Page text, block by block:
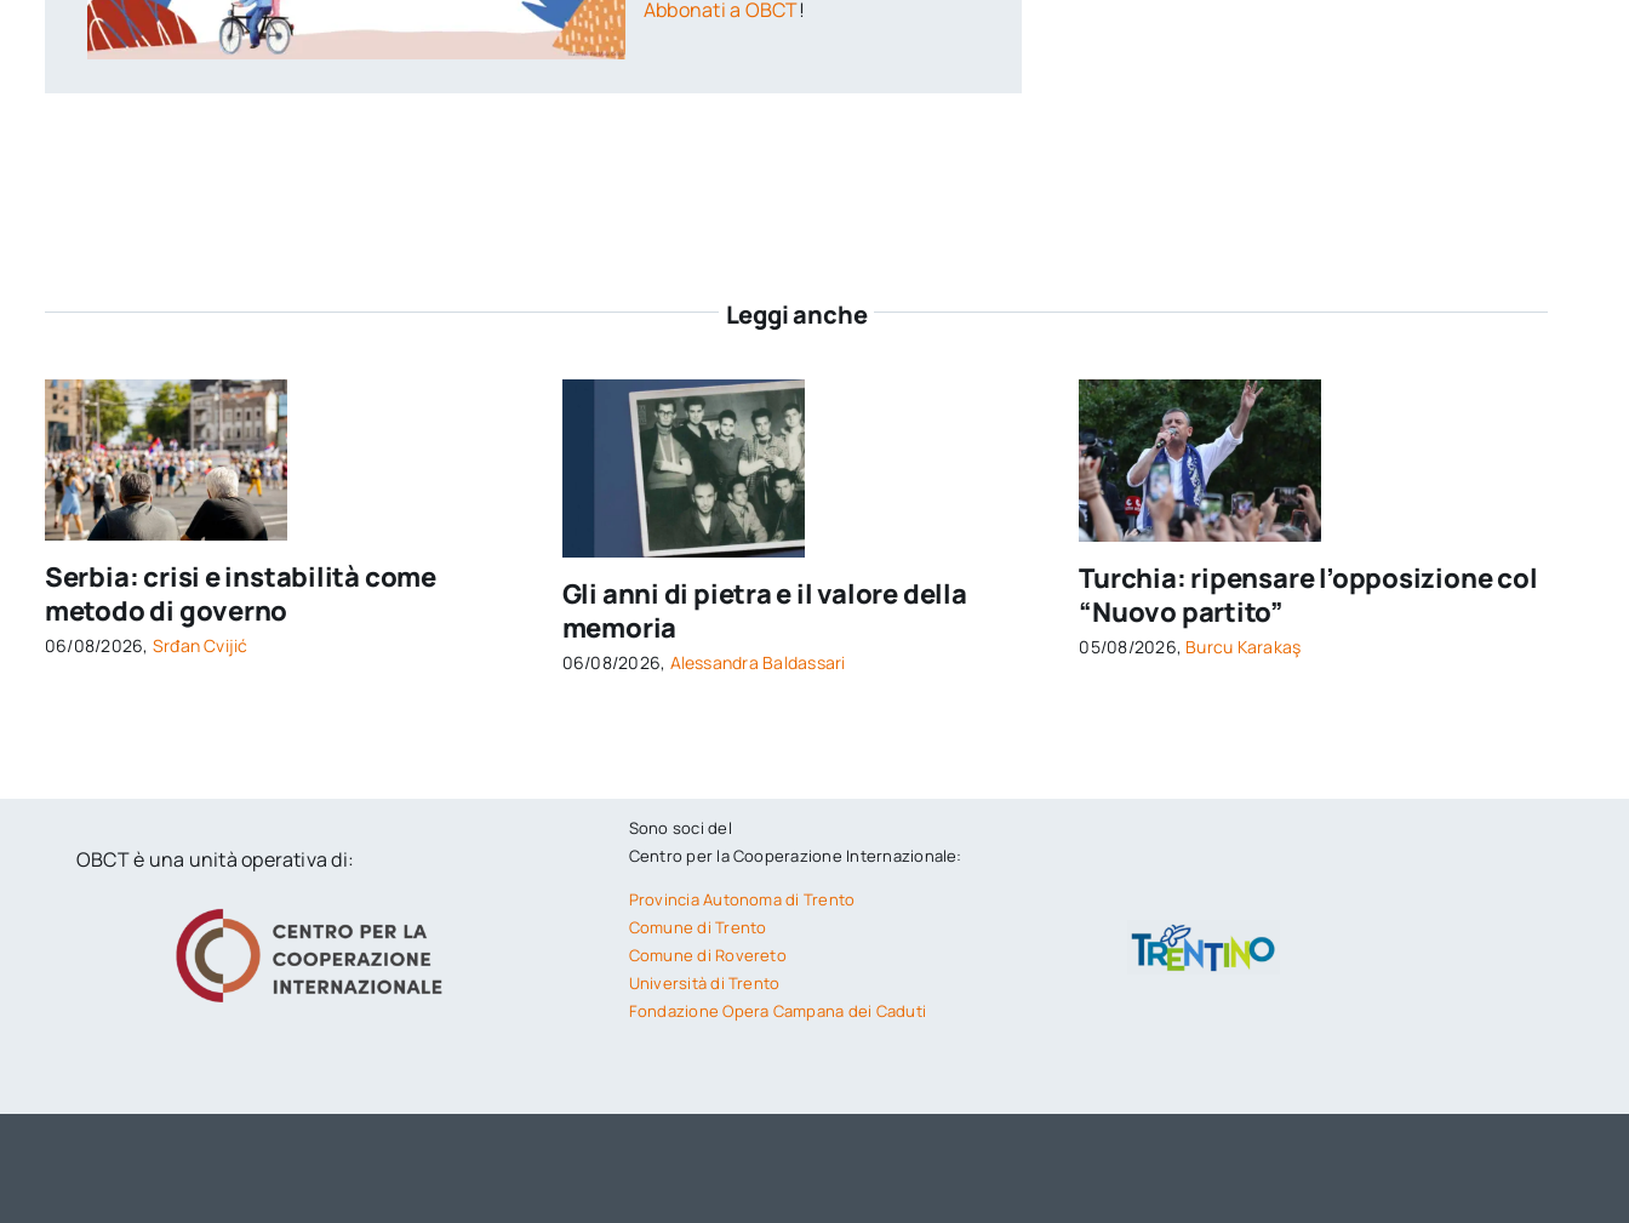
Abbonati a OBCT!
Leggi anche
Serbia: crisi e instabilità come
metodo di governo
06/08/2026, Srđan Cvijić
Gli anni di pietra e il valore della
memoria
06/08/2026, Alessandra Baldassari
Turchia: ripensare l’opposizione col
“Nuovo partito”
05/08/2026, Burcu Karakaş
OBCT è una unità operativa di:
Sono soci del
Centro per la Cooperazione Internazionale:
Provincia Autonoma di Trento
Comune di Trento
Comune di Rovereto
Università di Trento
Fondazione Opera Campana dei Caduti